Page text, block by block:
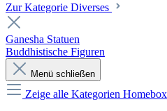
Zur Kategorie Diverses
Ganesha Statuen
Buddhistische Figuren
Menü schließen
Zeige alle Kategorien